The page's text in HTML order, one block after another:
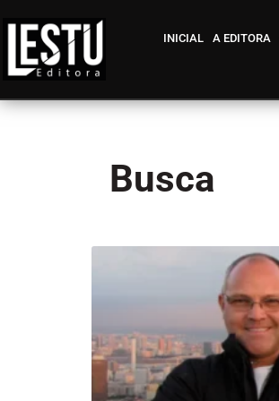
INICIAL A EDITORA
Busca